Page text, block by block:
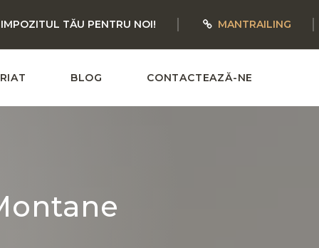
TĂU PENTRU NOI! MANTRAILING
BLOG CONTACTEAZĂ-NE